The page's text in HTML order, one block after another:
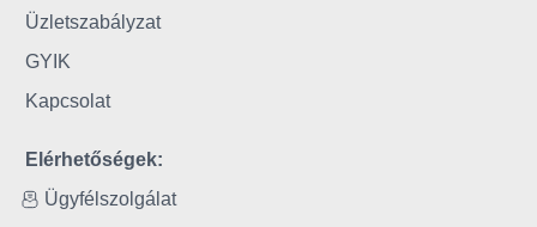
Üzletszabályzat
GYIK
Kapcsolat
Elérhetőségek:
Ügyfélszolgálat